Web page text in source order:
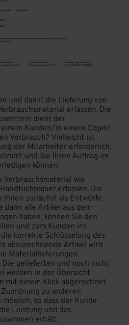
und damit die Lieferung von
erfassen. Die
dient der
Kunden/in einem Objekt
Verbrauch? Vielleicht ist
der Mitarbeiter erforderlich,
und Sie Ihren Auftrag im
können.
Verbrauchsmaterial wie
erfassen. Die
Ihnen zunächst als Entwürfe
dann alle Artikel aus dem
haben, können Sie den
und zum Kunden ins
korrekte Schlüsselung des
abzurechnende Artikel wird
Materiallieferungen
Die gelieferten und noch nicht
werden in der Übersicht
mit einem Klick abgerechnet
zu anderen
so dass der Kunde
Leistung und das
erhält.